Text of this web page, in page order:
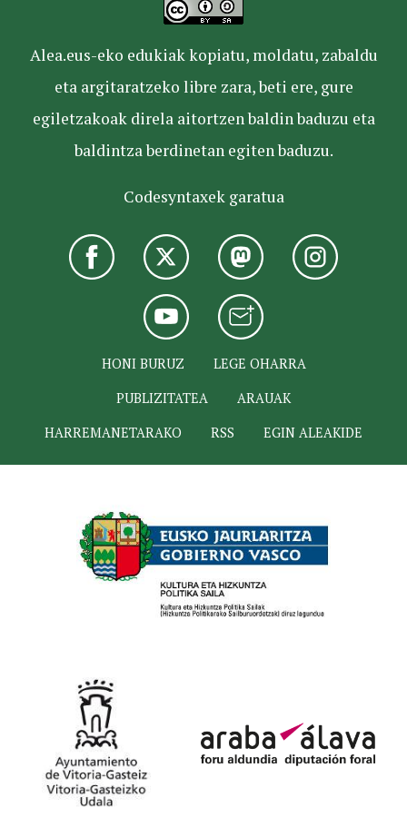
Alea.eus-eko edukiak kopiatu, moldatu, zabaldu
eta argitaratzeko libre zara, beti ere, gure
egiletzakoak direla aitortzen baldin baduzu eta
baldintza berdinetan egiten baduzu.
Codesyntaxek garatua
HONI BURUZ
LEGE OHARRA
PUBLIZITATEA
ARAUAK
HARREMANETARAKO
RSS EGIN ALEAKIDE